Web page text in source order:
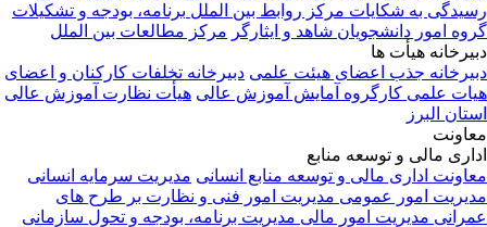
رسیدگی به شکایات مرکز روابط بین الملل برنامه، بودجه و تشکیلات
گروه امور دانشجویان شاهد و ایثارگر مرکز مطالعات بین الملل
دبیرخانه هیأت ها
دبیرخانه جذب اعضای هیئت علمی دبیرخانه تخلفات کارکنان و اعضای
هیات علمی کارگروه آمایش آموزش عالی هیأت نظارت آموزش عالی
استان البرز
معاونت
اداری مالی و توسعه منابع
معاونت اداری مالی و توسعه منابع انسانی مدیریت سرمایه انسانی
مدیریت امور عمومی مدیریت امور فنی و نظارت بر طرح های
عمرانی مدیریت امور مالی مدیریت برنامه، بودجه و تحول سازمانی